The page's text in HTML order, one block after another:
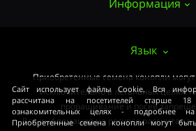
Мощные сорта
Медицинские сорта
Начинающим
Информация
Публичный договор (ОФЕРТА)
Оплата и доставка
Условия соглашения
Язык
Приобретенные семена конопли
исключительно в легальных целях.
проращивание и посев
Вся информация на ресурсе рассчитана
Сайт использует файлы Cookie. Вся
рассчитана на посетителей старше
ознакомительных целях - подробнее
Приобретенные семена конопли могут